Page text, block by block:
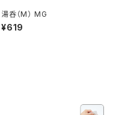
湯呑（M） MG
¥619